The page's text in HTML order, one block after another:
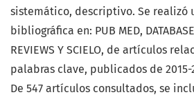
sistemático, descriptivo. Se realizó
bibliográfica en: PUB MED, DATABASE
REVIEWS Y SCIELO, de artículos
palabras clave, publicados de 2015-
De 547 artículos consultados, se